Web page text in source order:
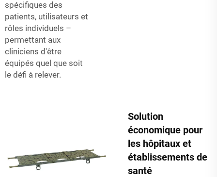
spécifiques des
patients, utilisateurs et
rôles individuels –
permettant aux
cliniciens d'être
équipés quel que soit
le défi à relever.
Solution
économique pour
les hôpitaux et
établissements de
santé